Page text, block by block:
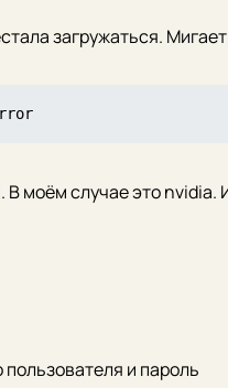
загружаться.
моём случае это nvidia.
и пароль